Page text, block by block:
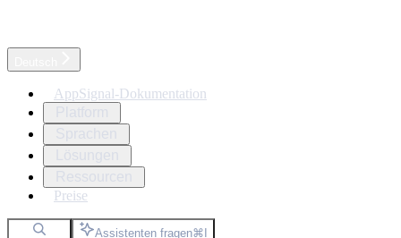
AppSignal-Dokumentation
Preise
Assistenten fragen⌘I